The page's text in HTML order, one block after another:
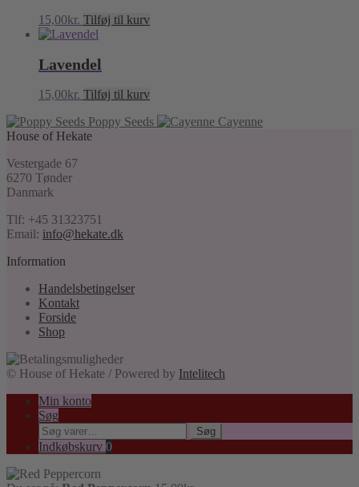
15,00kr. Tilføj til kurv
Lavendel
15,00kr. Tilføj til kurv
Poppy Seeds
Cayenne
House of Hekate
Vestergade 67
6270 Tønder
Danmark
Tlf: +45 31323751
Email: info@hekate.dk
Information
Handelsbetingelser
Kontakt
Forside
Shop
© House of Hekate / Powered by Intelitech
Min konto
Søg
Søg
efter:
Søg
Indkøbskurv 0